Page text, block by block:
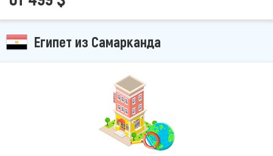
Египет из Самарканда